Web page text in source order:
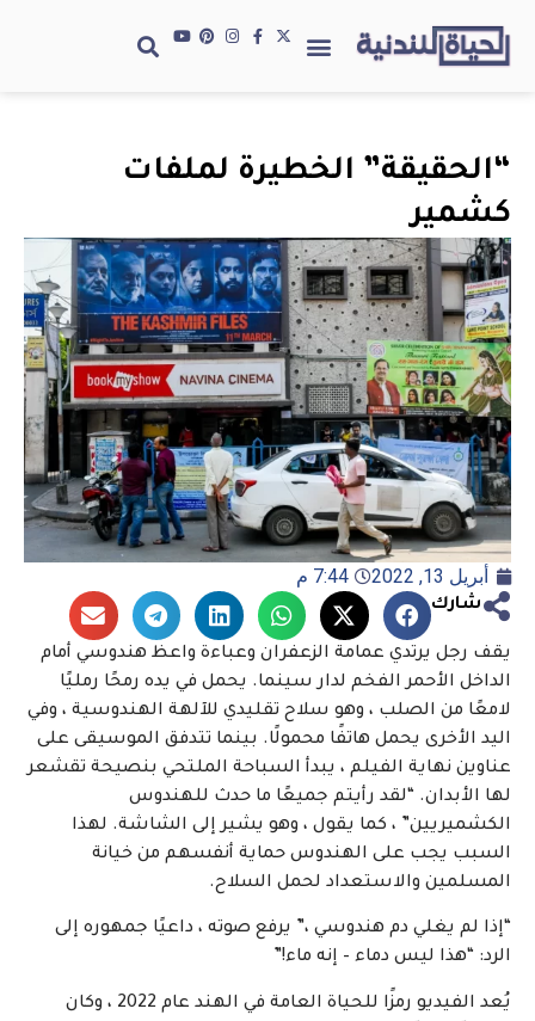
“الحقيقة” الخطيرة لملفات
كشمير
أبريل 13, 2022 7:44 م
شارك
يقف رجل يرتدي عمامة الزعفران وعباءة واعظ هندوسي أمام
الداخل الأحمر الفخم لدار سينما. يحمل في يده رمحًا رمليًا
لامعًا من الصلب ، وهو سلاح تقليدي للآلهة الهندوسية ، وفي
اليد الأخرى يحمل هاتفًا محمولًا. بينما تتدفق الموسيقى على
عناوين نهاية الفيلم ، يبدأ السباحة الملتحي بنصيحة تقشعر
لها الأبدان. “لقد رأيتم جميعًا ما حدث للهندوس
الكشميريين” ، كما يقول ، وهو يشير إلى الشاشة. لهذا
السبب يجب على الهندوس حماية أنفسهم من خيانة
المسلمين والاستعداد لحمل السلاح.
“إذا لم يغلي دم هندوسي ،” يرفع صوته ، داعيًا جمهوره إلى
الرد: “هذا ليس دماء – إنه ماء!”
يُعد الفيديو رمزًا للحياة العامة في الهند عام 2022 ، وكان